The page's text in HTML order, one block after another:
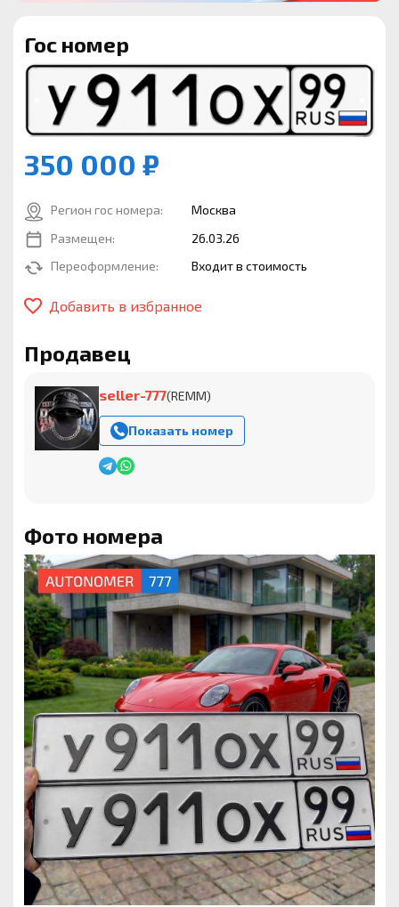
Гос номер
350 000 ₽
Регион гос номера:
Москва
Размещен:
26.03.26
Переоформление:
Входит в стоимость
Добавить в избранное
Продавец
seller-777(REMM)
Показать номер
Фото номера